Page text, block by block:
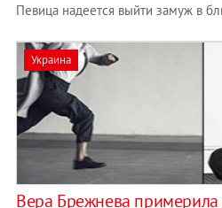
Певица надеется выйти замуж в
Украина
Вера Брежнева